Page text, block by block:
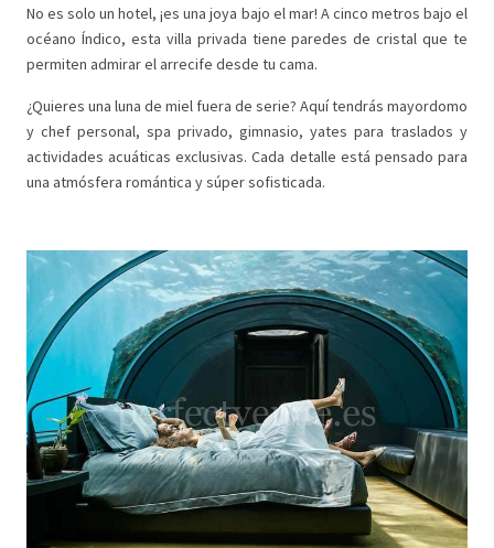
No es solo un hotel, ¡es una joya bajo el mar! A cinco metros bajo el
océano Índico, esta villa privada tiene paredes de cristal que te
permiten admirar el arrecife desde tu cama.
¿Quieres una luna de miel fuera de serie? Aquí tendrás mayordomo
y chef personal, spa privado, gimnasio, yates para traslados y
actividades acuáticas exclusivas. Cada detalle está pensado para
una atmósfera romántica y súper sofisticada.